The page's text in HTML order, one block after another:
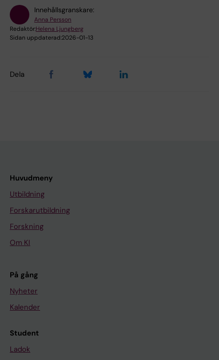
Innehållsgranskare:
Anna Persson
Redaktör:Helena Ljungberg
Sidan uppdaterad:2026-01-13
Dela
Huvudmeny
Utbildning
Forskarutbildning
Forskning
Om KI
På gång
Nyheter
Kalender
Student
Ladok